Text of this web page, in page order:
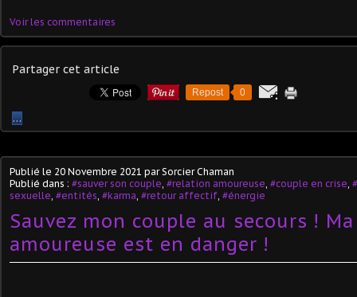
Voir les commentaires
Partager cet article
Repost 0
…
Publié le 20 Novembre 2021 par Sorcier Chaman
Publié dans : #sauver son couple #relation amoureuse #couple en crise
sexuelle #entités #karma #retour affectif #énergie
Sauvez mon couple au secours !
amoureuse est en danger !